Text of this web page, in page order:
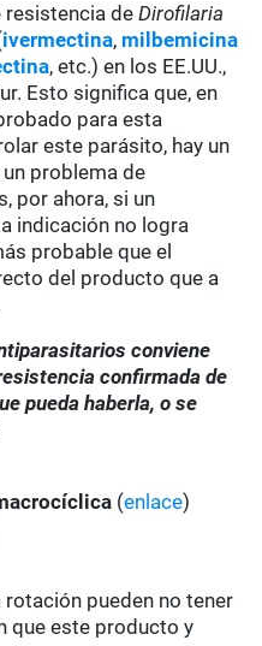
resistencia deDirofilaria
ivermectina, milbemicina
, etc.) en los EE.UU.,
Esto significa que, en
para esta
este parásito, hay un
problema de
por ahora, si un
indicación no logra
probable que el
del producto que a
conviene
confirmada de
pueda haberla, o se
(enlace)
pueden no tener
que este producto y